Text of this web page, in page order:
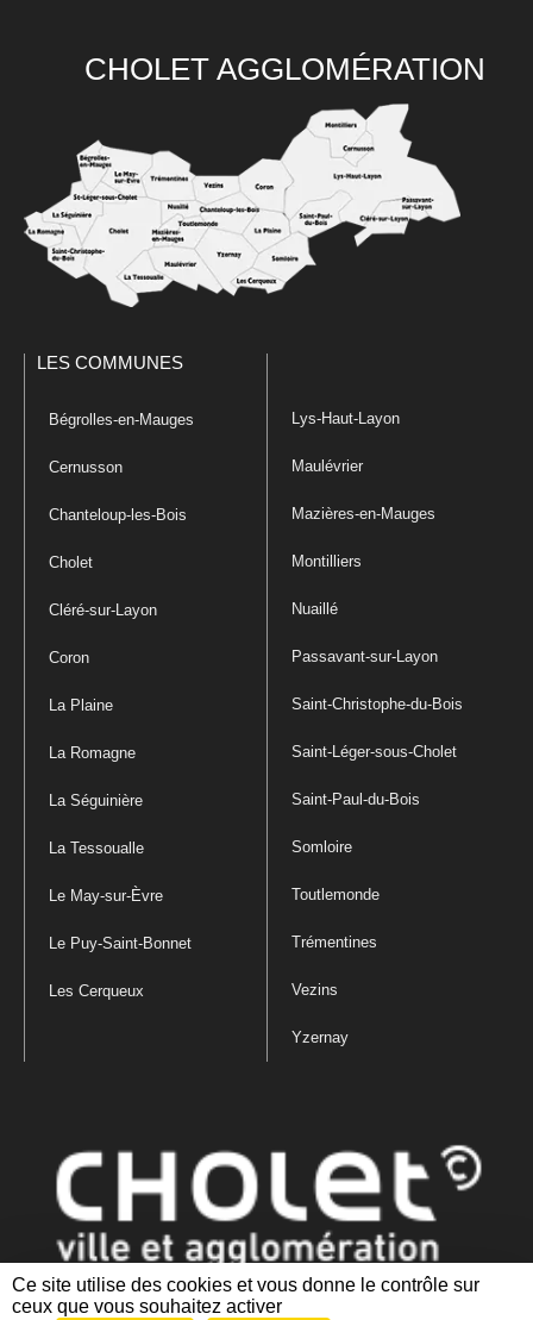
Ce site utilise des cookies et vous donne le contrôle sur
ceux que vous souhaitez activer
CHOLET AGGLOMÉRATION
LES COMMUNES
Bégrolles-en-Mauges
Cernusson
Chanteloup-les-Bois
Cholet
Cléré-sur-Layon
Coron
La Plaine
La Romagne
La Séguinière
La Tessoualle
Le May-sur-Èvre
Le Puy-Saint-Bonnet
Les Cerqueux
Lys-Haut-Layon
Maulévrier
Mazières-en-Mauges
Montilliers
Nuaillé
Passavant-sur-Layon
Saint-Christophe-du-Bois
Saint-Léger-sous-Cholet
Saint-Paul-du-Bois
Somloire
Toutlemonde
Trémentines
Vezins
Yzernay
Mentions légales|Politique de confidentialité